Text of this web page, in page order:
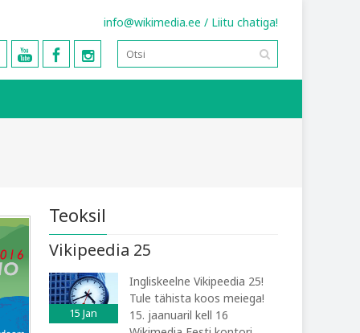
info@wikimedia.ee / Liitu chatiga!
Teoksil
Vikipeedia 25
15 Jan
Ingliskeelne Vikipeedia 25!
Tule tähista koos meiega!
15. jaanuaril kell 16